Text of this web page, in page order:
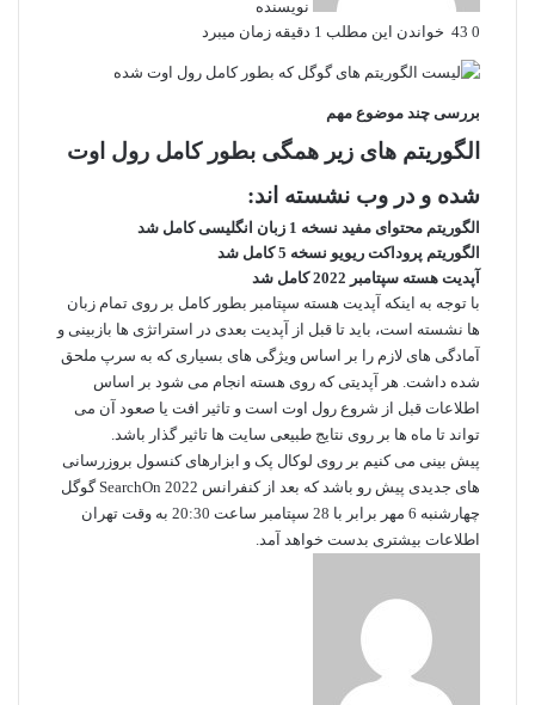
نویسنده
0
خواندن این مطلب 1 دقیقه زمان میبرد
بررسی چند موضوع مهم
الگوریتم های زیر همگی بطور کامل رول اوت
شده و در وب نشسته اند:
الگوریتم محتوای مفید نسخه 1 زبان انگلیسی کامل شد
الگوریتم پروداکت ریویو نسخه 5 کامل شد
آپدیت هسته سپتامبر 2022 کامل شد
با توجه به اینکه آپدیت هسته سپتامبر بطور کامل بر روی تمام زبان
ها نشسته است، باید تا قبل از آپدیت بعدی در استراتژی ها بازبینی و
آمادگی های لازم را بر اساس ویژگی های بسیاری که به سرپ ملحق
شده داشت. هر آپدیتی که روی هسته انجام می شود بر اساس
اطلاعات قبل از شروع رول اوت است و تاثیر افت یا صعود آن می
تواند تا ماه ها بر روی نتایج طبیعی سایت ها تاثیر گذار باشد.
پیش بینی می کنیم بر روی لوکال پک و ابزارهای کنسول بروزرسانی
های جدیدی پیش رو باشد که بعد از کنفرانس SearchOn 2022 گوگل
چهارشنبه 6 مهر برابر با 28 سپتامبر ساعت 20:30 به وقت تهران
اطلاعات بیشتری بدست خواهد آمد.